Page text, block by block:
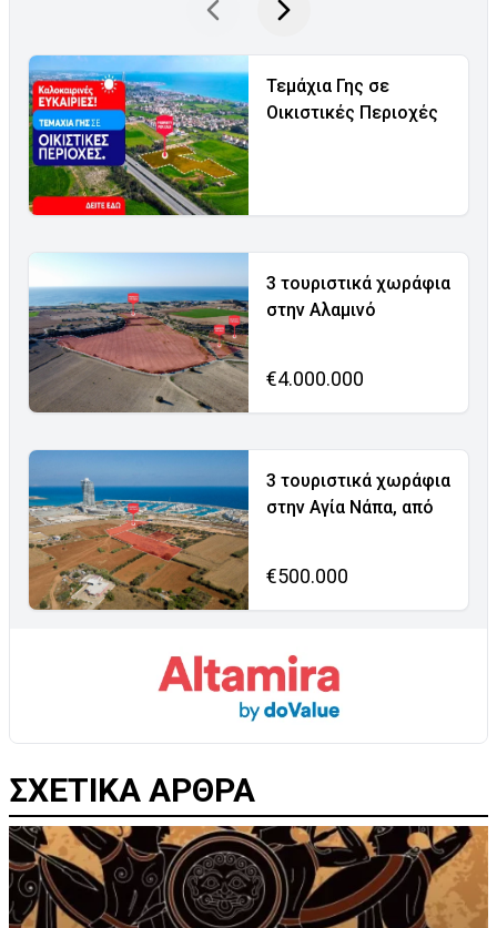
Τεμάχια Γης σε
Οικιστικές Περιοχές
3 τουριστικά χωράφια
στην Αλαμινό
€4.000.000
3 τουριστικά χωράφια
στην Αγία Νάπα, από
€500.000
ΣΧΕΤΙΚΑ ΑΡΘΡΑ